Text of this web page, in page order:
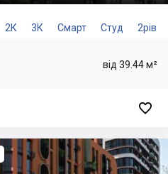
2К 3К Смарт Студ 2рів
від 39.44 м²
